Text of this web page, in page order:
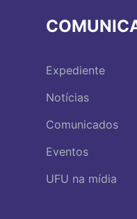
Expediente
Notícias
Comunicados
Eventos
UFU na mídia